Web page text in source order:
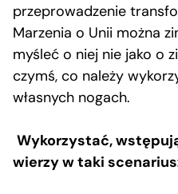
przeprowadzenie
Marzenia o Unii można
myśleć o niej nie jako o
czymś, co należy
własnych nogach.
Wykorzystać,
wierzy w taki